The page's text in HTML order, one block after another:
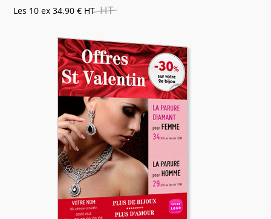
Les 10 ex 34.90 € HT HT